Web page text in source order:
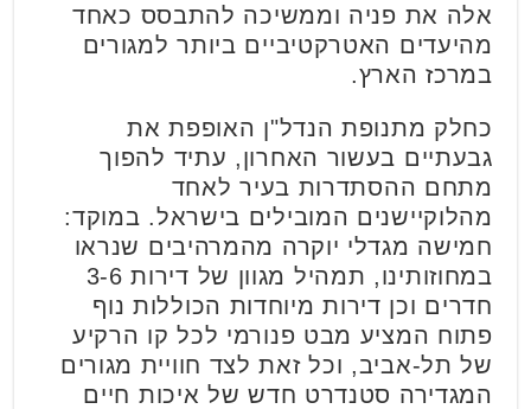
אלה את פניה וממשיכה להתבסס כאחד
מהיעדים האטרקטיביים ביותר למגורים
במרכז הארץ.
כחלק מתנופת הנדל"ן האופפת את
גבעתיים בעשור האחרון, עתיד להפוך
מתחם ההסתדרות בעיר לאחד
מהלוקיישנים המובילים בישראל. במוקד:
חמישה מגדלי יוקרה מהמרהיבים שנראו
במחוזותינו, תמהיל מגוון של דירות 3-6
חדרים וכן דירות מיוחדות הכוללות נוף
פתוח המציע מבט פנורמי לכל קו הרקיע
של תל-אביב, וכל זאת לצד חוויית מגורים
המגדירה סטנדרט חדש של איכות חיים